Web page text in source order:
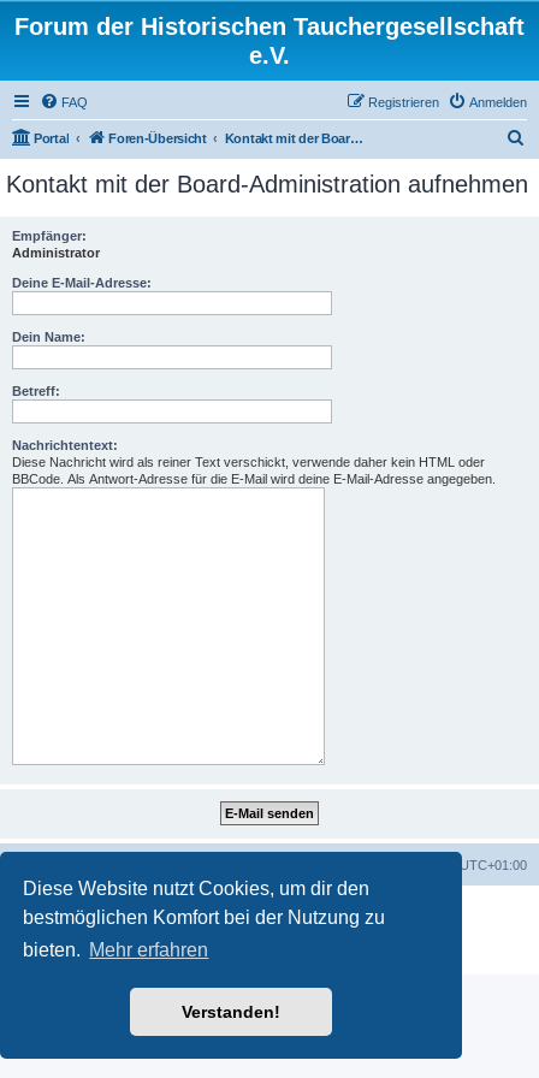
Diese Website nutzt Cookies, um dir den
bestmöglichen Komfort bei der Nutzung zu
bieten. Mehr erfahren
Verstanden!
Forum der Historischen Tauchergesellschaft
e.V.
FAQ Anmelden
Registrieren
Portal Foren-Übersicht Kontakt mit der Board-Administration aufnehmen
c
Kontakt mit der Board-Administration aufnehmen
Empfänger:
Administrator
Deine E-Mail-Adresse:
Dein Name:
Betreff:
Nachrichtentext:
Diese Nachricht wird als reiner Text verschickt, verwende daher kein HTML oder
BBCode. Als Antwort-Adresse für die E-Mail wird deine E-Mail-Adresse angegeben.
UTC+01:00
Powered by phpBB ® Forum Software © phpBB Limited
phpBB.de
Datenschutz